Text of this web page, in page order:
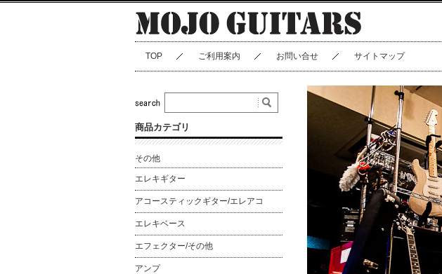
TOP ご利用案内 お問い合せ サイトマップ
商品カテゴリ
その他
エレキギター
アコースティックギター/エレアコ
エレキベース
エフェクター/その他
アンプ